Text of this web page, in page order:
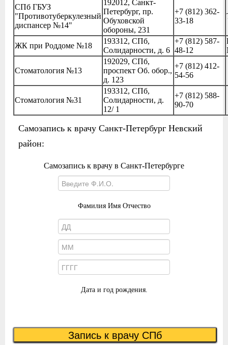
СПб ГБУЗ
"Противотуберкулезный
диспансер №14"
192012, Санкт-
Петербург, пр.
Обуховской
обороны, 231
+7 (812) 362-
33-18
ЖК при Роддоме №18
193312, СПб,
Солидарности, д. 6
+7 (812) 587-
48-12
Стоматология №13
192029, СПб,
проспект Об. обор.,
д. 123
+7 (812) 412-
54-56
Стоматология №31
193312, СПб,
Солидарности, д.
12/ 1
+7 (812) 588-
90-70
Самозапись к врачу Санкт-Петербург Невский
район:
Самозапись к врачу в Санкт-Петербурге
Фамилия Имя Отчество
Дата и год рождения.
Запись к врачу СПб